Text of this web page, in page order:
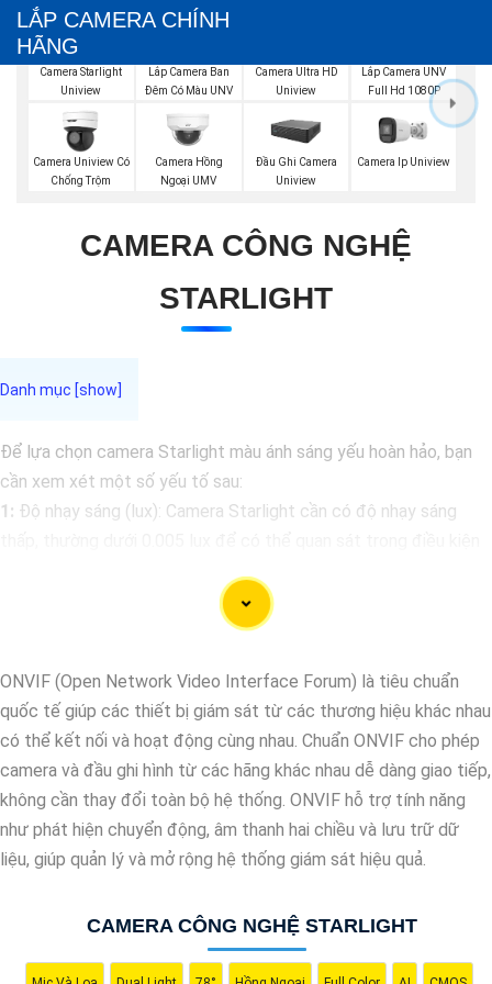
LẮP CAMERA CHÍNH
HÃNG
Camera Starlight
Uniview
Lắp Camera Ban
Đêm Có Màu UNV
Camera Ultra HD
Uniview
Lắp Camera UNV
Full Hd 1080P
Camera Uniview Có
Chống Trộm
Camera Hồng
Ngoại UMV
Đầu Ghi Camera
Uniview
Camera Ip Uniview
CAMERA CÔNG NGHỆ
STARLIGHT
Để lựa chọn camera Starlight màu ánh sáng yếu hoàn hảo, bạn
cần xem xét một số yếu tố sau:
1: Độ nhạy sáng (lux): Camera Starlight cần có độ nhạy sáng
Độ phân giải: Chọn camera có độ phân giải cao để có hình
ảnh rõ nét, đặc biệt trong điều kiện ánh sáng yếu.
ngoại để cung cấp hình ảnh trong bóng tối. Chọn camera có
thông số hồng ngoại phù hợp với nhu cầu giám sát của bạn.
🛑 4:Chất lượng và thương hiệu: Chọn camera từ các nhà sản
xuất uy tín, có chất lượng sản phẩm tốt và hỗ trợ kỹ thuật sau
bán hàng đáng tin cậy.
♋ 5:Khả năng chống nước và bụi: Nếu bạn sử dụng camera
ngoài trời, hãy chọn camera có khả năng chống nước và bụi để
Tùy thuộc vào nhu cầu sử dụng cụ thể của bạn, bạn nên tham
ONVIF (Open Network Video Interface Forum) là tiêu chuẩn
quốc tế giúp các thiết bị giám sát từ các thương hiệu khác nhau
có thể kết nối và hoạt động cùng nhau. Chuẩn ONVIF cho phép
camera và đầu ghi hình từ các hãng khác nhau dễ dàng giao tiếp,
không cần thay đổi toàn bộ hệ thống. ONVIF hỗ trợ tính năng
như phát hiện chuyển động, âm thanh hai chiều và lưu trữ dữ
liệu, giúp quản lý và mở rộng hệ thống giám sát hiệu quả.
CAMERA CÔNG NGHỆ STARLIGHT